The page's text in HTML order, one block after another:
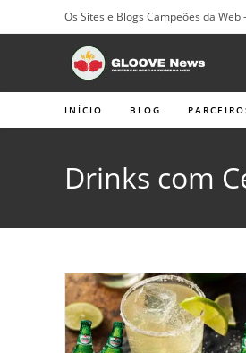
para
Os Sites e Blogs Campeões da
INÍCIO BLOG
Drinks com